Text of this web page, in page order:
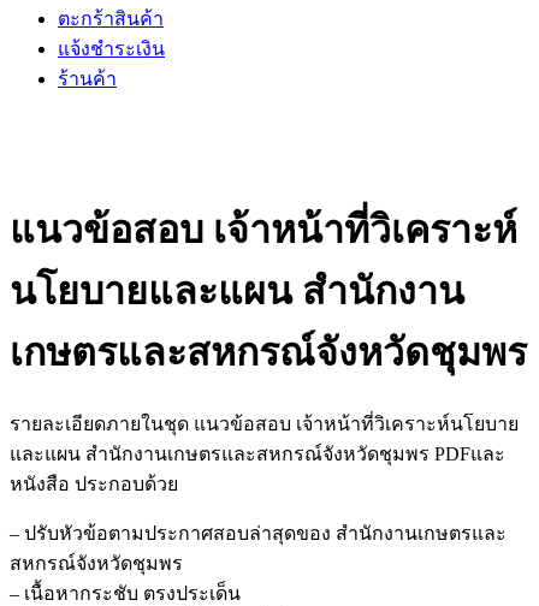
ตะกร้าสินค้า
แจ้งชำระเงิน
ร้านค้า
แนวข้อสอบ เจ้าหน้าที่วิเคราะห์
นโยบายและแผน สำนักงาน
เกษตรและสหกรณ์จังหวัดชุมพร
รายละเอียดภายในชุด แนวข้อสอบ เจ้าหน้าที่วิเคราะห์นโยบาย
และแผน สำนักงานเกษตรและสหกรณ์จังหวัดชุมพร PDFและ
หนังสือ ประกอบด้วย
– ปรับหัวข้อตามประกาศสอบล่าสุดของ สำนักงานเกษตรและ
สหกรณ์จังหวัดชุมพร
– เนื้อหากระชับ ตรงประเด็น